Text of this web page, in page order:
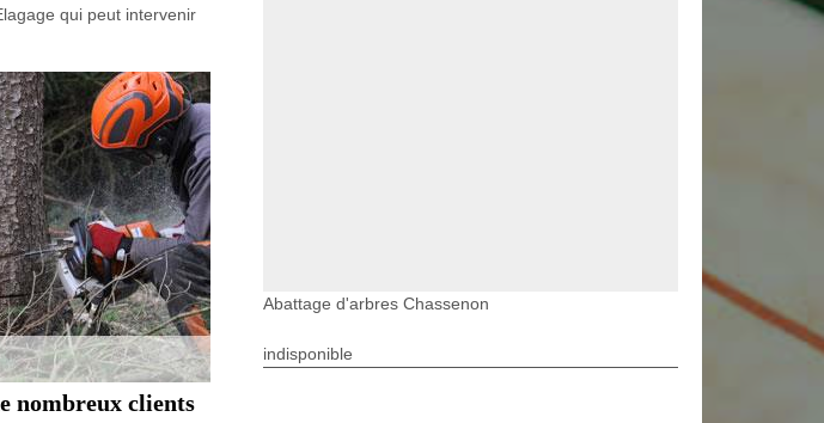
qui peut intervenir
nombreux clients
Abattage d'arbres Chassenon
indisponible